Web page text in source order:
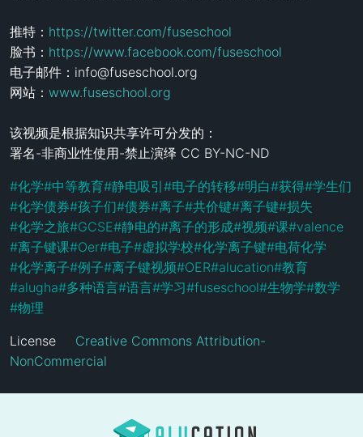
推特： https://twitter.com/fuseschool
脸书： https://www.facebook.com/fuseschool
电子邮件：info@fuseschool.org
网站： www.fuseschool.org
该视频是根据知识共享许可分发的：
署名-非商业性使用-禁止演绎 CC BY-NC-ND
#化学#中等教育#静电吸引#电子的转移#明白#获得#学生们
#化学债券#孩子们#债券#离子#共价键#离子键#损失
#化学之旅#GCSE#静电的#离子的形成#视频#课#valence
#离子键课#Oer#电子#虚拟学校#化学离子键#电荷化学
#化学离子#例子#离子键视频#OER#alucation#教育
#alugha#多种语言#语言#学习#fuseschool#生物学#数学
#物理
License
Creative Commons Attribution-
NonCommercial